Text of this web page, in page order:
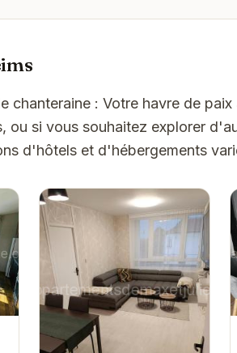
chanteraine : Votre havre de
ou si vous souhaitez explorer
d'hôtels et d'hébergements